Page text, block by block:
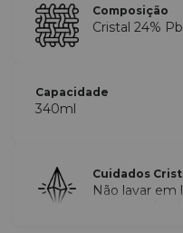
Composição
Cristal 24%
Capacidade
340ml
Cuidados
Não lavar em